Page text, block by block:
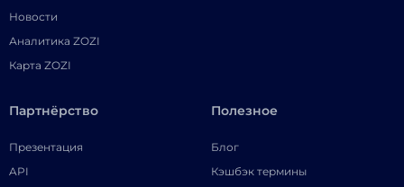
Новости
Аналитика ZOZI
Карта ZOZI
Партнёрство
Презентация
API
Полезное
Блог
Кэшбэк термины